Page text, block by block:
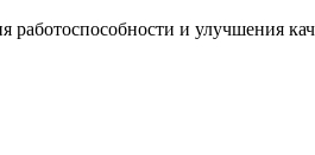
работоспособности и улучшения